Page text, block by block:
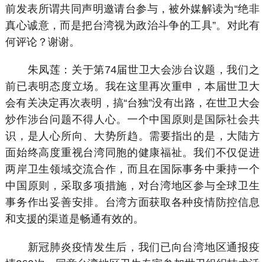
前发表所谓共同声明邀请台参与，被外媒解读为“绝非
真心诚意，而是把台湾视为政治斗争的工具”。对此有
何评论？谢谢。
朱凤莲：关于第74届世卫大会涉台议题，我们之
前已表明态度立场。我在这里再次重申，本届世卫大
会有关决定再次表明，搞“台独”没有出路，在世卫大会
炒作涉台问题不得人心。一个中国原则是国际社会共
识，是人心所向、大势所趋。需要指出的是，大陆方
面始终高度重视台湾同胞的健康福祉。我们不仅促进
两岸卫生领域交流合作，而且在国际事务中秉持一个
中国原则，采取多项措施，对台湾地区参与全球卫生
事务作出妥善安排。台湾方面获取各种疫情防控信息
和支援的渠道是畅通有效的。
新冠肺炎疫情发生后，我们已向台湾地区通报疫